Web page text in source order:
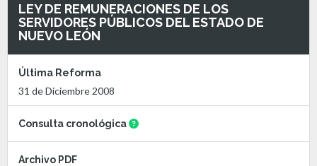
LEY DE REMUNERACIONES DE LOS
SERVIDORES PÚBLICOS DEL ESTADO DE
NUEVO LEÓN
Última Reforma
31 de Diciembre 2008
Consulta cronológica
Archivo PDF